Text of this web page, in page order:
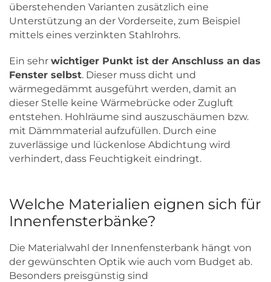
überstehenden Varianten zusätzlich eine
Unterstützung an der Vorderseite, zum Beispiel
mittels eines verzinkten Stahlrohrs.
Ein sehr wichtiger Punkt ist der Anschluss an das
Fenster selbst. Dieser muss dicht und
wärmegedämmt ausgeführt werden, damit an
dieser Stelle keine Wärmebrücke oder Zugluft
entstehen. Hohlräume sind auszuschäumen bzw.
mit Dämmmaterial aufzufüllen. Durch eine
zuverlässige und lückenlose Abdichtung wird
verhindert, dass Feuchtigkeit eindringt.
Welche Materialien eignen sich für
Innenfensterbänke?
Die Materialwahl der Innenfensterbank hängt von
der gewünschten Optik wie auch vom Budget ab.
Besonders preisgünstig sind